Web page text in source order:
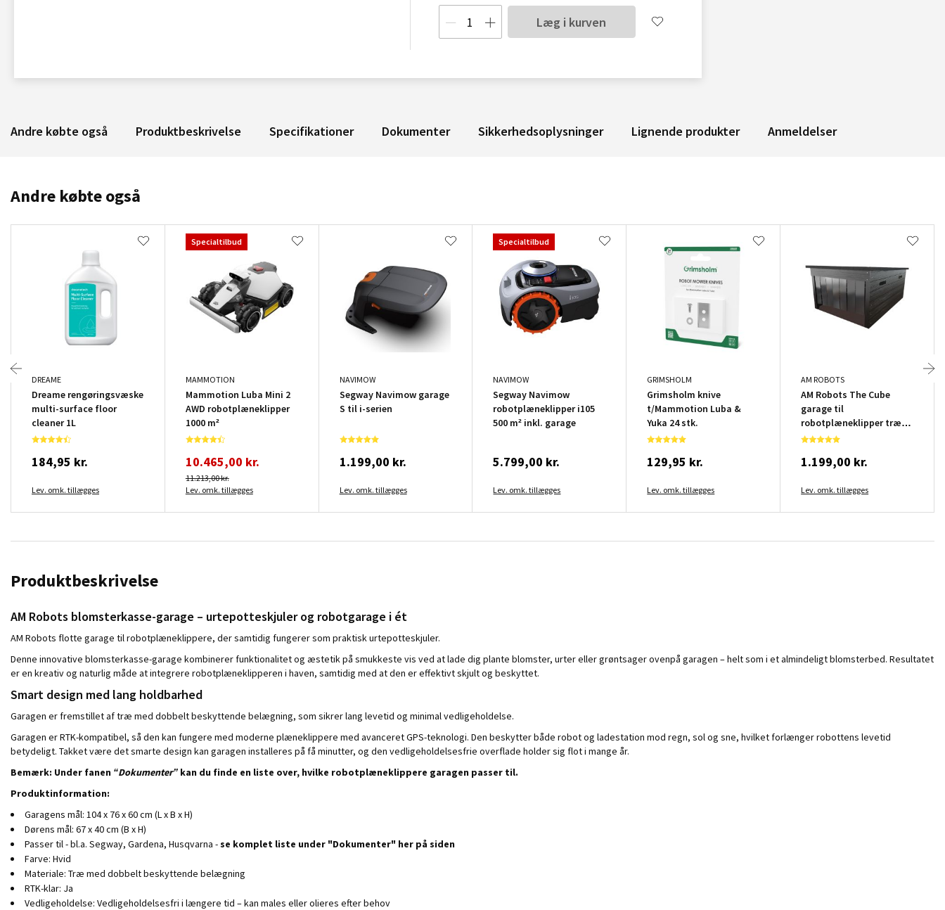
Læg i kurven
Andre købte også Produktbeskrivelse Specifikationer Dokumenter Sikkerhedsoplysninger Lignende produkter Anmeldelser
Andre købte også
DREAME
Dreame rengøringsvæske
multi-surface floor
cleaner 1L
184,95 kr.
Lev. omk. tillægges
Specialtilbud
MAMMOTION
Mammotion Luba Mini 2
AWD robotplæneklipper
1000 m²
10.465,00 kr.
11.213,00 kr.
Lev. omk. tillægges
NAVIMOW
Segway Navimow garage
S til i-serien
1.199,00 kr.
Lev. omk. tillægges
Specialtilbud
NAVIMOW
Segway Navimow
robotplæneklipper i105
500 m² inkl. garage
5.799,00 kr.
Lev. omk. tillægges
GRIMSHOLM
Grimsholm knive
t/Mammotion Luba &
Yuka 24 stk.
129,95 kr.
Lev. omk. tillægges
AM ROBOTS
AM Robots The Cube
garage til
robotplæneklipper træ
sort
1.199,00 kr.
Lev. omk. tillægges
Produktbeskrivelse
AM Robots blomsterkasse-garage – urtepotteskjuler og robotgarage i ét
AM Robots flotte garage til robotplæneklippere, der samtidig fungerer som praktisk urtepotteskjuler.
Denne innovative blomsterkasse-garage kombinerer funktionalitet og æstetik på smukkeste vis ved at lade dig plante blomster, urter eller grøntsager ovenpå garagen – helt som i et almindeligt blomsterbed. Resultatet
er en kreativ og naturlig måde at integrere robotplæneklipperen i haven, samtidig med at den er effektivt skjult og beskyttet.
Smart design med lang holdbarhed
Garagen er fremstillet af træ med dobbelt beskyttende belægning, som sikrer lang levetid og minimal vedligeholdelse.
Garagen er RTK-kompatibel, så den kan fungere med moderne plæneklippere med avanceret GPS-teknologi. Den beskytter både robot og ladestation mod regn, sol og sne, hvilket forlænger robottens levetid
betydeligt. Takket være det smarte design kan garagen installeres på få minutter, og den vedligeholdelsesfrie overflade holder sig flot i mange år.
Bemærk: Under fanen “Dokumenter” kan du finde en liste over, hvilke robotplæneklippere garagen passer til.
Produktinformation:
Garagens mål: 104 x 76 x 60 cm (L x B x H)
Dørens mål: 67 x 40 cm (B x H)
Passer til - bl.a. Segway, Gardena, Husqvarna -se komplet liste under "Dokumenter" her på siden
Farve: Hvid
Materiale: Træ med dobbelt beskyttende belægning
RTK-klar: Ja
Vedligeholdelse: Vedligeholdelsesfri i længere tid – kan males eller olieres efter behov